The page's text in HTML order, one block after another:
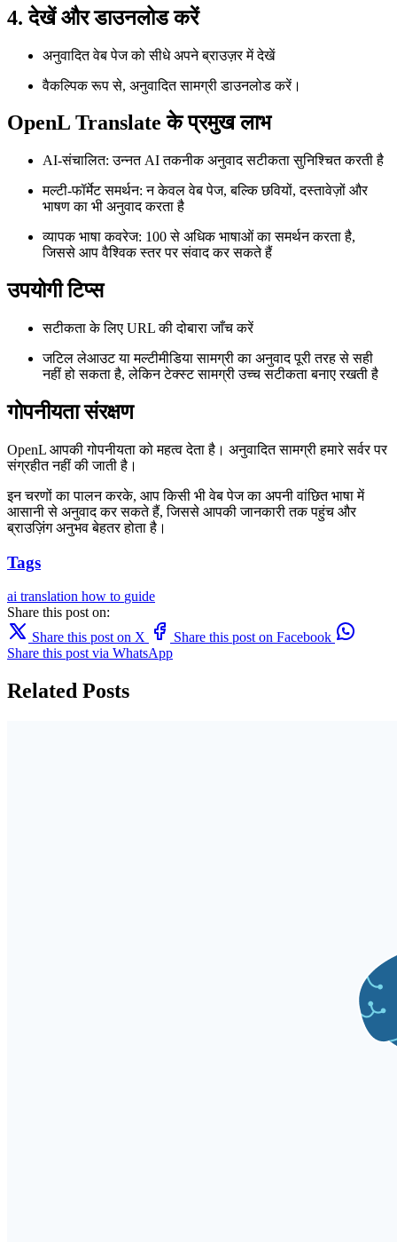
4. देखें और डाउनलोड करें
अनुवादित वेब पेज को सीधे अपने ब्राउज़र में देखें
वैकल्पिक रूप से, अनुवादित सामग्री डाउनलोड करें।
OpenL Translate के प्रमुख लाभ
AI-संचालित: उन्नत AI तकनीक अनुवाद सटीकता सुनिश्चित करती है
मल्टी-फॉर्मेट समर्थन: न केवल वेब पेज, बल्कि छवियों, दस्तावेज़ों और
भाषण का भी अनुवाद करता है
व्यापक भाषा कवरेज: 100 से अधिक भाषाओं का समर्थन करता है,
जिससे आप वैश्विक स्तर पर संवाद कर सकते हैं
उपयोगी टिप्स
सटीकता के लिए URL की दोबारा जाँच करें
जटिल लेआउट या मल्टीमीडिया सामग्री का अनुवाद पूरी तरह से सही
नहीं हो सकता है, लेकिन टेक्स्ट सामग्री उच्च सटीकता बनाए रखती है
गोपनीयता संरक्षण
OpenL आपकी गोपनीयता को महत्व देता है। अनुवादित सामग्री हमारे सर्वर पर
संग्रहीत नहीं की जाती है।
इन चरणों का पालन करके, आप किसी भी वेब पेज का अपनी वांछित भाषा में
आसानी से अनुवाद कर सकते हैं, जिससे आपकी जानकारी तक पहुंच और
ब्राउज़िंग अनुभव बेहतर होता है।
Tags
ai translation how to guide
Share this post on:
Share this post on X
Share this post on Facebook
Share this post via WhatsApp
Related Posts